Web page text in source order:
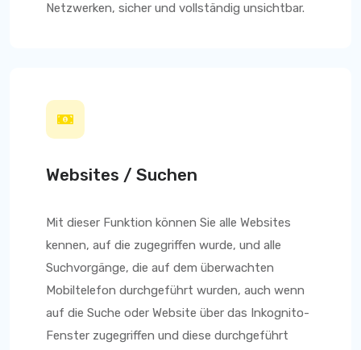
Netzwerken, sicher und vollständig unsichtbar.
Websites / Suchen
Mit dieser Funktion können Sie alle Websites
kennen, auf die zugegriffen wurde, und alle
Suchvorgänge, die auf dem überwachten
Mobiltelefon durchgeführt wurden, auch wenn
auf die Suche oder Website über das Inkognito-
Fenster zugegriffen und diese durchgeführt